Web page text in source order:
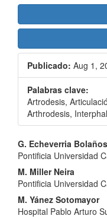
Publicado: Aug 1,
Palabras clave:
Artrodesis,
Arthrodesis,
Contenido
principal
del
artículo
G. Echeverria Bolaños
Pontificia Universidad
M. Miller Neira
Pontificia Universidad
M. Yánez Sotomayor
Hospital Pablo Arturo